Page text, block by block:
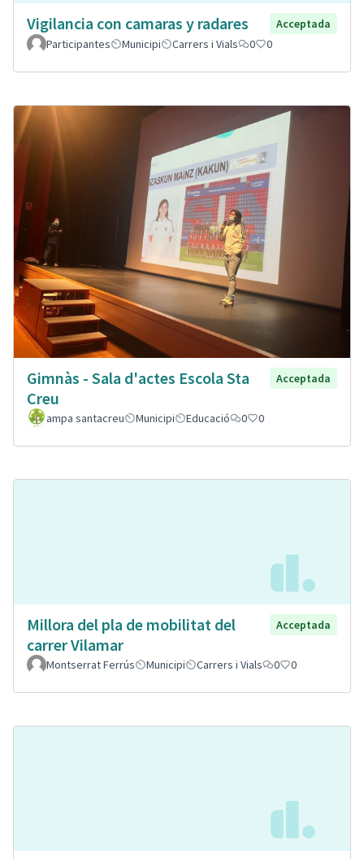
Vigilancia con camaras y radares
Acceptada
Participantes
Municipi Carrers i Vials 0 0
Gimnàs - Sala d'actes Escola Sta
Creu
Acceptada
ampa santacreu Municipi Educació 0 0
Millora del pla de mobilitat del
carrer Vilamar
Acceptada
Montserrat Ferrús Municipi Carrers i Vials 0 0